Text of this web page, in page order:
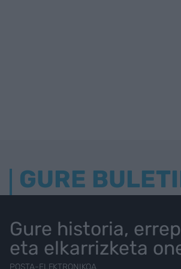
GURE
Gure historia,
eta elkarrizketa